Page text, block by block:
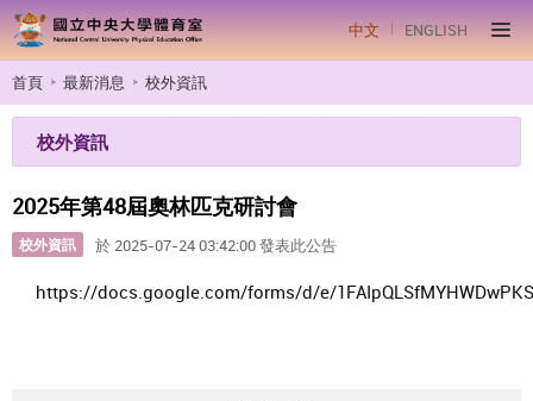
中文 ENGLISH
首頁 最新消息 校外資訊
校外資訊
2025年第48屆奧林匹克研討會
校外資訊 於 2025-07-24 03:42:00 發表此公告
https://docs.google.com/forms/d/e/